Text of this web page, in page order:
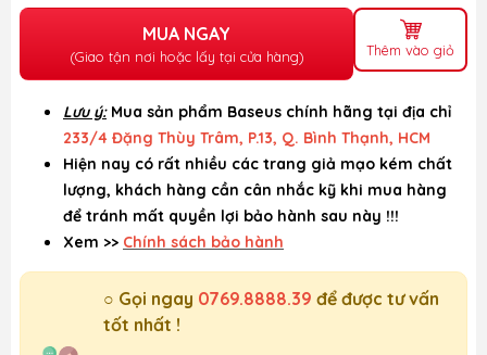
MUA NGAY
(Giao tận nơi hoặc lấy tại cửa hàng) Thêm vào giỏ
Lưu ý: Mua sản phẩm Baseus chính hãng tại địa chỉ
233/4 Đặng Thùy Trâm, P.13, Q. Bình Thạnh, HCM
Hiện nay có rất nhiều các trang giả mạo kém chất
lượng, khách hàng cần cân nhắc kỹ khi mua hàng
để tránh mất quyền lợi bảo hành sau này !!!
Xem >> Chính sách bảo hành
○ Gọi ngay 0769.8888.39 để được tư vấn
tốt nhất !